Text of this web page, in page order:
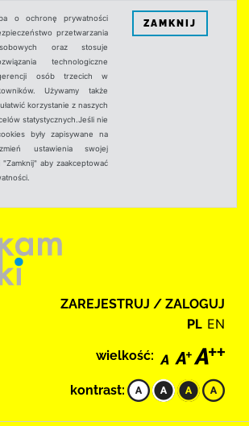
o ochronę prywatności
przetwarzania
oraz stosuje
technologiczne
osób trzecich w
Używamy także
korzystanie z naszych
statystycznych.Jeśli nie
były zapisywane na
ustawienia swojej
aby zaakceptować
ZAMKNIJ
ZAREJESTRUJ / ZALOGUJ
PL EN
wielkość:
kontrast: